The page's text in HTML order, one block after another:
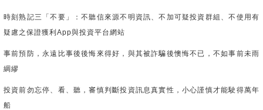
時刻熟記三「不要」：不聽信來源不明資訊、不加可疑投資群組、不使用有
疑慮之保證獲利App與投資平台網站
事前預防，永遠比事後後悔來得好，與其被詐騙後懊悔不已，不如事前未雨
綢繆
投資前勿忘停、看、聽，審慎判斷投資訊息真實性，小心謹慎才能駛得萬年
船